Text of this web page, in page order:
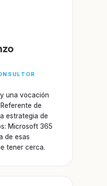
una vocación
de
estrategia de
Microsoft 365
de esas
tener cerca.